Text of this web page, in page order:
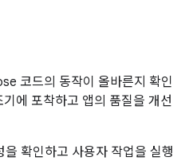
코드의 동작이 올바른지 확인
에 포착하고 앱의 품질을 개선
확인하고 사용자 작업을 실행